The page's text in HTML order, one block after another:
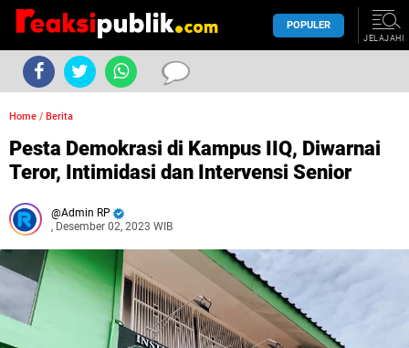
POPULER
JELAJAHI
Home / Berita
Pesta Demokrasi di Kampus IIQ, Diwarnai
Teror, Intimidasi dan Intervensi Senior
Admin RP
, Desember 02, 2023 WIB